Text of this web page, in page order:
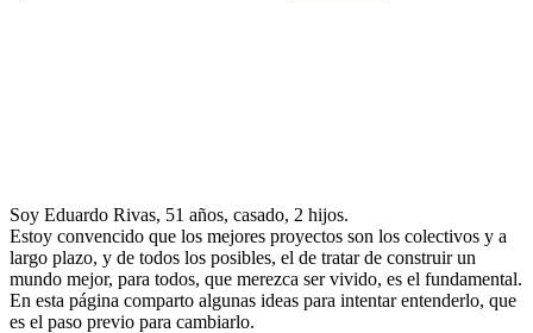
Soy Eduardo Rivas, 51 años, casado, 2 hijos.
Estoy convencido que los mejores proyectos son los colectivos y a
largo plazo, y de todos los posibles, el de tratar de construir un
mundo mejor, para todos, que merezca ser vivido, es el fundamental.
En esta página comparto algunas ideas para intentar entenderlo, que
es el paso previo para cambiarlo.